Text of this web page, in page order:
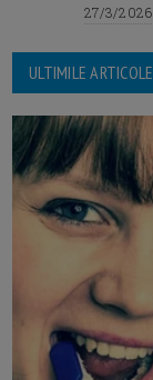
27/3/2026
ULTIMILE ARTICOLE